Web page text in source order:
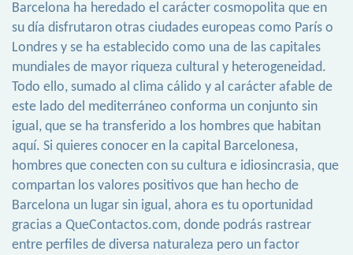
Barcelona ha heredado el carácter cosmopolita que en
su día disfrutaron otras ciudades europeas como París o
Londres y se ha establecido como una de las capitales
mundiales de mayor riqueza cultural y heterogeneidad.
Todo ello, sumado al clima cálido y al carácter afable de
este lado del mediterráneo conforma un conjunto sin
igual, que se ha transferido a los hombres que habitan
aquí. Si quieres conocer en la capital Barcelonesa,
hombres que conecten con su cultura e idiosincrasia, que
compartan los valores positivos que han hecho de
Barcelona un lugar sin igual, ahora es tu oportunidad
gracias a QueContactos.com, donde podrás rastrear
entre perfiles de diversa naturaleza pero un factor